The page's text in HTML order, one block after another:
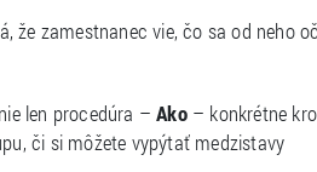
že zamestnanec vie, čo sa od neho
len procedúra –Ako– konkrétne
či si môžete vypýtať medzistavy